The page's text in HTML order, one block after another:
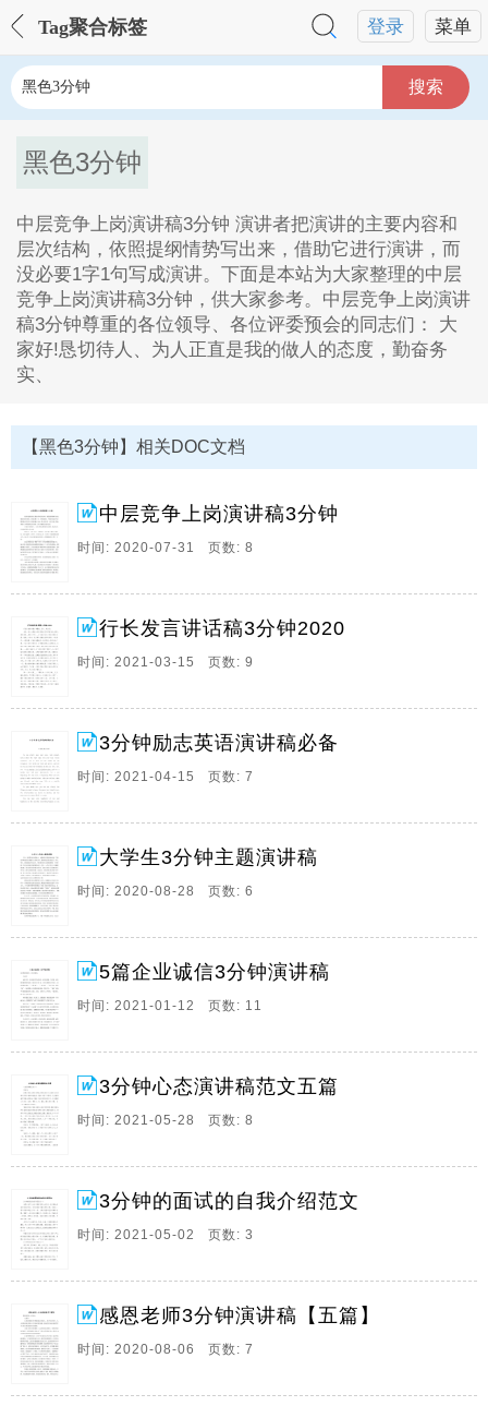
菜单
登录
Tag聚合标签
搜索
黑色3分钟
中层竞争上岗演讲稿3分钟 演讲者把演讲的主要内容和
层次结构，依照提纲情势写出来，借助它进行演讲，而
没必要1字1句写成演讲。下面是本站为大家整理的中层
竞争上岗演讲稿3分钟，供大家参考。中层竞争上岗演讲
稿3分钟尊重的各位领导、各位评委预会的同志们： 大
家好!恳切待人、为人正直是我的做人的态度，勤奋务
实、
1、中层竞争上岗演讲稿3分钟演讲者把演讲的主要内容
和层次结构,依照提纲情势写出来,借助它进行演讲,而没
必要1字1句写成演讲,下面是本站为大家整理的中层竞争
上岗演讲稿3分钟,供大家参考,中层竞争上岗演讲稿3分
钟尊重的各位领导,各位评委预会的同志们。
2、行长发言讲话稿3分钟2020行长发言讲话稿1尊敬的,
来这里,就我个人来讲,我非常乐意接受组织的安排,心情
高兴,心存感激,并有点诚惶诚恐。
4、大学生3分钟主题演讲稿大学,我们梦寐以求的地方,
也是我们梦想实现的地方,当我们怀着向往的心情踏入大
学校门时,意味着我们真实的成了1名大学生,我们阔别父
的但能实现梦想的地方,但是,大学生不但。
5、5篇企业诚信3分钟演讲稿各位尊敬的领导,各位同事
们,大家好,诚实守信,本是我们中华民族的一种传统美德,
古时候,汉高祖信赖周勃的诚实,便托付大事于他,齐景公
敬重晏子的为人,便对其委以重任,一诺千金,一言九鼎,君
子养心,莫过于诚,这些都是千古流。
6、3分钟心态演讲稿范文五篇心态演讲稿范文,一,同学
们,你是否有过老师对你的批评而耿耿于怀,是否有过父母
亲对你的责备而暗地抱怨,是否有过学习不理想,总是害怕
老师和家长的怪罪,是否有过与同学间相处不和,总是感觉
心中沉闷,压抑,等等这一切,都是心理。
7、3分钟的面试的自我介绍范文3分钟的面试自我介绍范
文,一,我是来自矿业大学市场营销专业的王帆,我应聘的
淘宝网络销售职位,对网络销售有着浓厚的兴趣,曾经在一
家中药材的淘宝店工作一年,让我对经营淘宝店的操作流
程,掌握了一定知识与销售技巧,同时我认。
8、感恩老师3分钟演讲稿,五篇,尊重的老师,同学们,大家
好,从求知若渴的少年到展翅高飞的成人,从门外汉到专
才,从人类的结绳记事到今天信息时期的来临,教师的作用
时时刻刻贯穿于人类文明发展史的全部进程,正像人们所
【黑色3分钟】相关DOC文档
中层竞争上岗演讲稿3分钟
时间: 2020-07-31 页数: 8
行长发言讲话稿3分钟2020
时间: 2021-03-15 页数: 9
3分钟励志英语演讲稿必备
时间: 2021-04-15 页数: 7
大学生3分钟主题演讲稿
时间: 2020-08-28 页数: 6
5篇企业诚信3分钟演讲稿
时间: 2021-01-12 页数: 11
3分钟心态演讲稿范文五篇
时间: 2021-05-28 页数: 8
3分钟的面试的自我介绍范文
时间: 2021-05-02 页数: 3
感恩老师3分钟演讲稿【五篇】
时间: 2020-08-06 页数: 7